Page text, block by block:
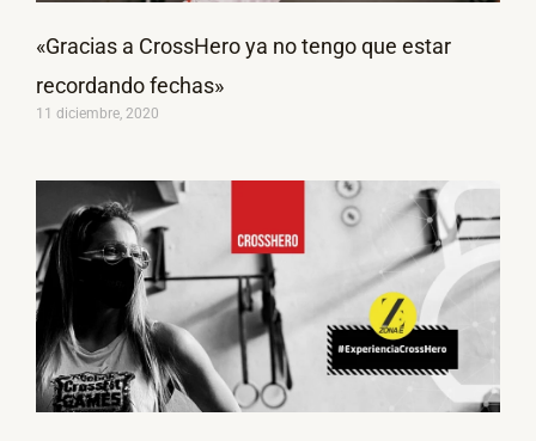
«Gracias a CrossHero ya no tengo que estar
recordando fechas»
11 diciembre, 2020